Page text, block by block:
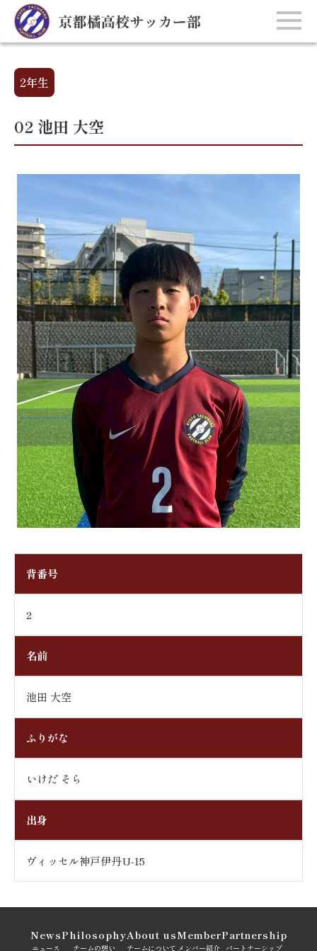
2年生
02 池田 大空
背番号
2
名前
池田 大空
ふりがな
いけだ そら
出身
ヴィッセル神戸伊丹U-15
ニュース
News
チームの想い
Philosophy
チームについて
About us
メンバー紹介
Member
パートナーシップ
Partnership